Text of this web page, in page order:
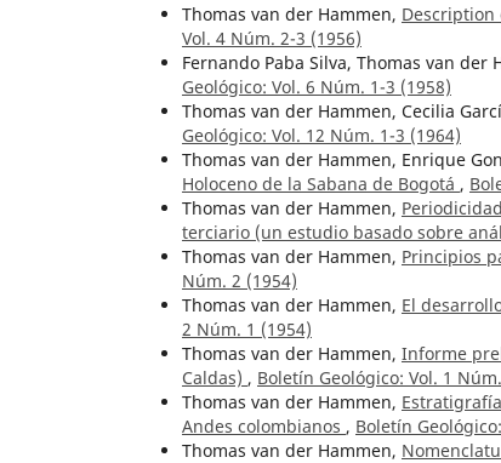
Thomas van der Hammen, Description
Vol. 4 Núm. 2-3 (1956)
Fernando Paba Silva, Thomas van der
Geológico: Vol. 6 Núm. 1-3 (1958)
Thomas van der Hammen, Cecilia
Geológico: Vol. 12 Núm. 1-3 (1964)
Thomas van der Hammen, Enrique
Holoceno de la Sabana de Bogotá ,
Thomas van der Hammen,
terciario (un estudio basado sobre
Thomas van der Hammen, Principios
Núm. 2 (1954)
Thomas van der Hammen, El
2 Núm. 1 (1954)
Thomas van der Hammen, Informe
Caldas) , Boletín Geológico: Vol. 1
Thomas van der Hammen,
Andes colombianos , Boletín
Thomas van der Hammen,